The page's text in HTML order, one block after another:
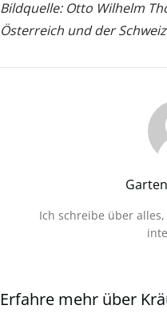
Bildquelle: Otto Wilhelm
Österreich und der
Ich schreibe über
Erfahre mehr über